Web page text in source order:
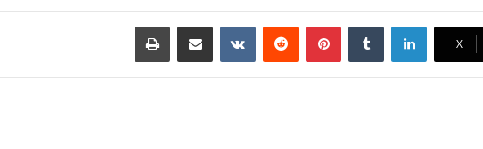
‫X
لينكدإن بينتيريست مشاركة عبر البريد طباعة